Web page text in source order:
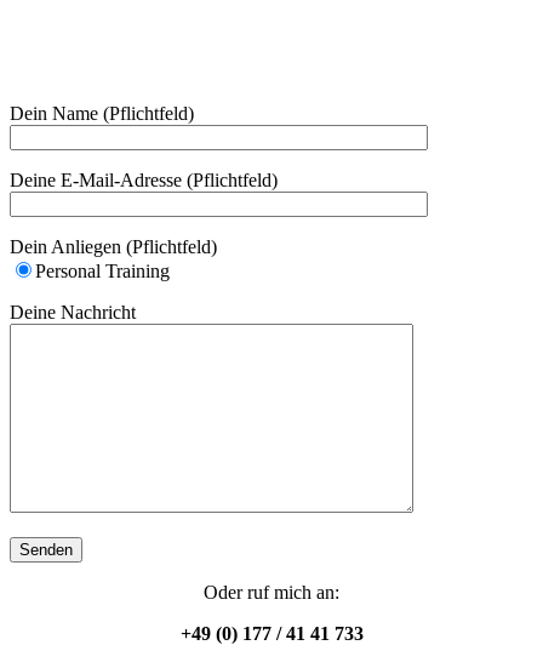
Dein Name (Pflichtfeld)
Deine E-Mail-Adresse (Pflichtfeld)
Dein Anliegen (Pflichtfeld)
Personal Training
Deine Nachricht
Oder ruf mich an:
+49 (0) 177 / 41 41 733